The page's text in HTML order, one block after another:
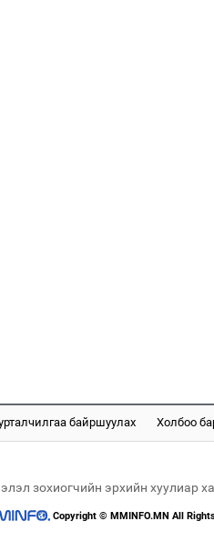
байршуулах Холбоо
зохиогчийн эрхийн хуулиар
Copyright © MMINFO.MN All